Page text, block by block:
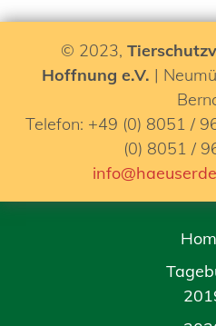
© 2023,
Hoffnung e.V. |
Telefon: +49 (0) 8051 /
(0) 8051 /